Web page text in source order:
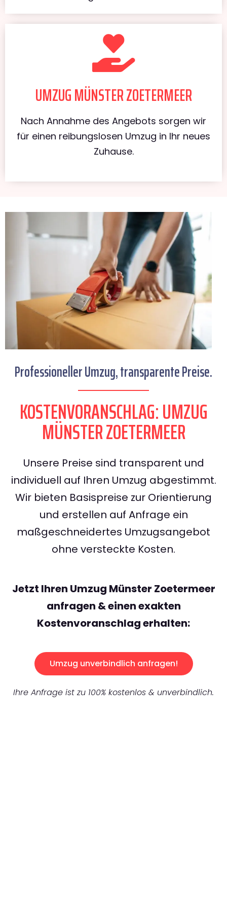
UMZUG MÜNSTER ZOETERMEER
Nach Annahme des Angebots sorgen wir
für einen reibungslosen Umzug in Ihr neues
Zuhause.
Professioneller Umzug, transparente Preise.
KOSTENVORANSCHLAG: UMZUG
MÜNSTER ZOETERMEER
Unsere Preise sind transparent und
individuell auf Ihren Umzug abgestimmt.
Wir bieten Basispreise zur Orientierung
und erstellen auf Anfrage ein
maßgeschneidertes Umzugsangebot
ohne versteckte Kosten.
Jetzt Ihren Umzug Münster Zoetermeer
anfragen & einen exakten
Kostenvoranschlag erhalten:
Umzug unverbindlich anfragen!
Ihre Anfrage ist zu 100% kostenlos & unverbindlich.